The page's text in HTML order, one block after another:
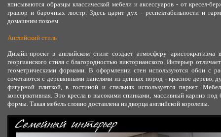
вписываются образцы классической мебели и аксессуаров - от кресел-
гравюр и барочных люстр. Здесь царит дух - респектабельности и
домашним покоем.
Английский стиль
Дизайн-проект в английском стиле создает атмосферу
георгианского стиля с благородностью викторианского. Интерьер
геометрическими формами. В оформлении стен используются обои с
сочетаются с деревянными панелями из ценных пород - красное дерево,
фигурной плиткой, в гостиной и спальнях используется паркет.
консервативная. Это кресла в высокими спинками, массивный карниз
формы. Такая мебель словно доставлена из дворца английской королевы.